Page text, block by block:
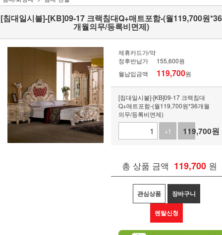
[침대일시불]-[KB]09-17 크랙침대Q+매트포함-(월119,700원*36
개월의무/등록비면제)
제휴카드가/약
정후반납가
155,600원
월납입금액
119,700원
[침대일시불]-[KB]09-17 크랙침대
Q+매트포함-(월119,700원*36개월
의무/등록비면제)
+1
-1
119,700원
총 상품 금액 119,700 원
관심상품 장바구니
렌탈신청